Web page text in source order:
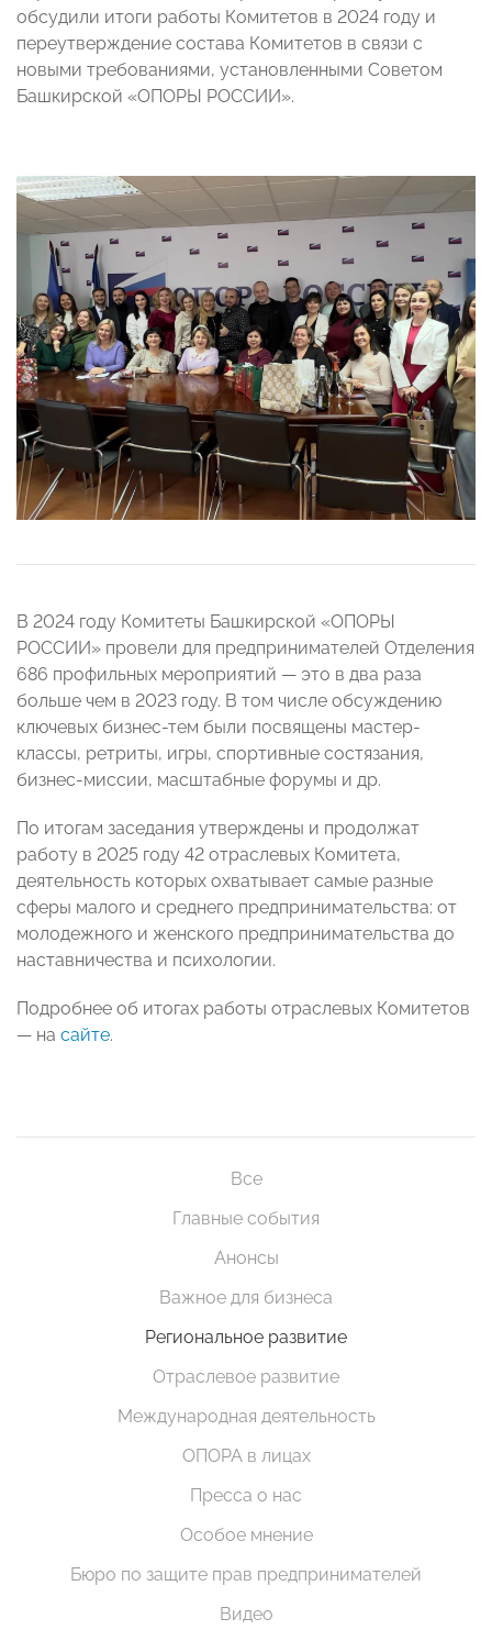
обсудили итоги работы Комитетов в 2024 году и
переутверждение состава Комитетов в связи с
новыми требованиями, установленными Советом
Башкирской «ОПОРЫ РОССИИ».
В 2024 году Комитеты Башкирской «ОПОРЫ
РОССИИ» провели для предпринимателей Отделения
686 профильных мероприятий — это в два раза
больше чем в 2023 году. В том числе обсуждению
ключевых бизнес-тем были посвящены мастер-
классы, ретриты, игры, спортивные состязания,
бизнес-миссии, масштабные форумы и др.
По итогам заседания утверждены и продолжат
работу в 2025 году 42 отраслевых Комитета,
деятельность которых охватывает самые разные
сферы малого и среднего предпринимательства: от
молодежного и женского предпринимательства до
наставничества и психологии.
Подробнее об итогах работы отраслевых Комитетов
— на сайте.
Все
Главные события
Анонсы
Важное для бизнеса
Региональное развитие
Отраслевое развитие
Международная деятельность
ОПОРА в лицах
Пресса о нас
Особое мнение
Бюро по защите прав предпринимателей
Видео